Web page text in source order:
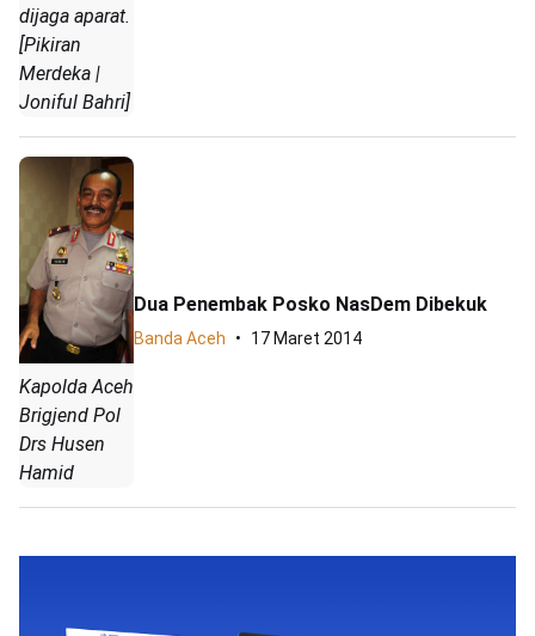
dijaga aparat.
[Pikiran
Merdeka |
Joniful Bahri]
Kapolda Aceh
Brigjend Pol
Drs Husen
Hamid
Dua Penembak Posko NasDem Dibekuk
Banda Aceh 17 Maret 2014